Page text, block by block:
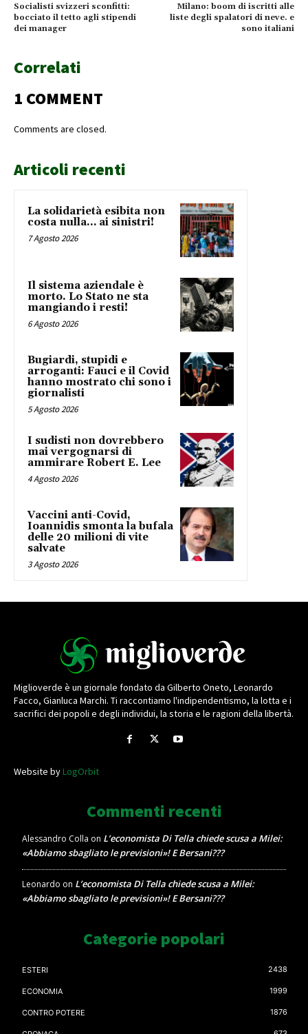
Socialisti svizzeri sconfitti:
bocciato il tetto agli stipendi
dei manager
Milano: boom di iscritti alle
liste degli spalatori di neve. e
sono italiani
Correlati
1 COMMENT
Comments are closed.
Articoli recenti
La solidarietà esibita non
costa nulla… ai sinistri!
7 Agosto 2026
Il sistema aziendale è
morto. Lo Stato ne sta
mangiando i resti!
6 Agosto 2026
Bugiardi, stupidi e
arroganti: Fauci e il Covid
hanno mostrato chi sono i
giornalisti
5 Agosto 2026
I sudisti non dovrebbero
mai vergognarsi di
ammirare Robert E. Lee
4 Agosto 2026
Vaccini anti-Covid,
Ioannidis smonta la bufala
delle 20 milioni di vite
salvate
3 Agosto 2026
Miglioverde è un giornale fondato da Gilberto Oneto, Leonardo
Facco, Gianluca Marchi. Ti raccontiamo l'indipendentismo, la lotta e i
sacrifici dei popoli e degli individui, la storia e le ragioni della libertà.
Website byLogOrbit
Commenti recenti
Alessandro Colla on L’economista Di Tella chiede scusa a Milei:
«Abbiamo sbagliato le previsioni»! E Bersani???
Leonardo on L’economista Di Tella chiede scusa a Milei:
«Abbiamo sbagliato le previsioni»! E Bersani???
Categorie popolari
ESTERI 2438
ECONOMIA 1999
CONTRO POTERE 1876